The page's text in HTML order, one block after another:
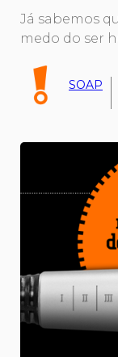
Já sabemos
medo do ser
SOAP